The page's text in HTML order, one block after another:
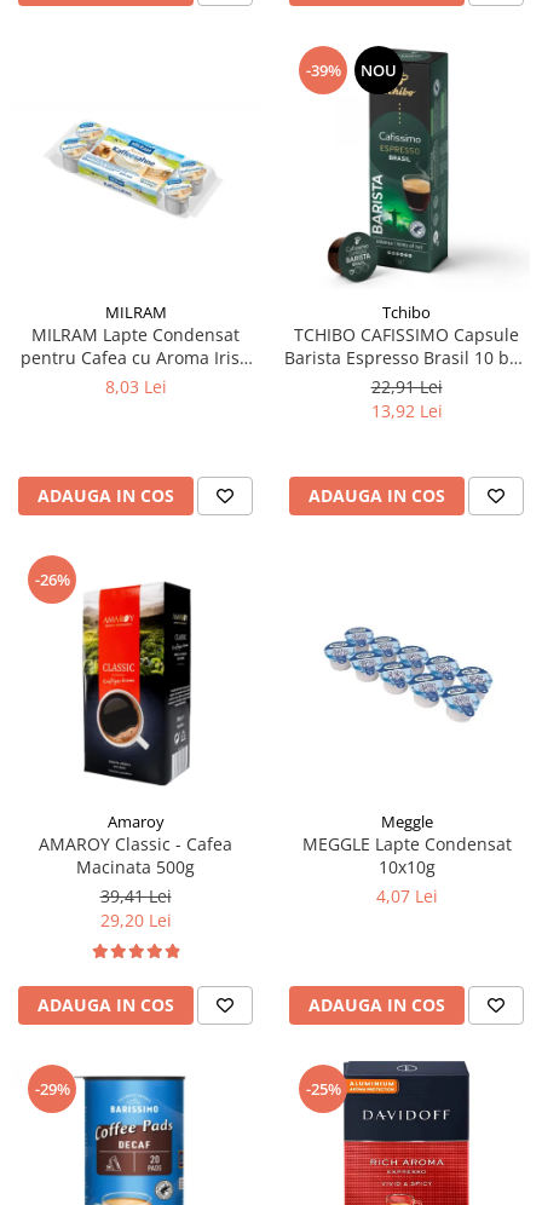
MILRAM
MILRAM Lapte Condensat
pentru Cafea cu Aroma Irish
Cream 10x14g
8,03 Lei
ADAUGA IN COS
-39% NOU
Tchibo
TCHIBO CAFISSIMO Capsule
Barista Espresso Brasil 10 buc
80g (27.10.2026)
22,91 Lei
13,92 Lei
ADAUGA IN COS
-26%
Amaroy
AMAROY Classic - Cafea
Macinata 500g
39,41 Lei
29,20 Lei
ADAUGA IN COS
Meggle
MEGGLE Lapte Condensat
10x10g
4,07 Lei
ADAUGA IN COS
-29% -25%